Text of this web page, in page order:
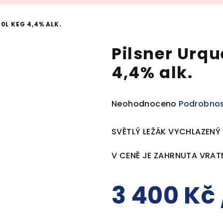
KEG 4,4% ALK.
Pilsner
4,4% alk.
Průměrné
produktu
0,0
hvězdiček.
Neohodnoceno
SVĚTLÝ LEŽÁK
V CENĚ JE ZAHRNUTA
3 400 Kč